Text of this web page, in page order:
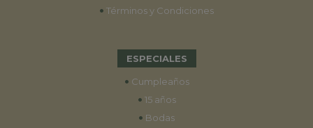
• Términos y Condiciones
ESPECIALES
• Cumpleaños
• 15 años
• Bodas